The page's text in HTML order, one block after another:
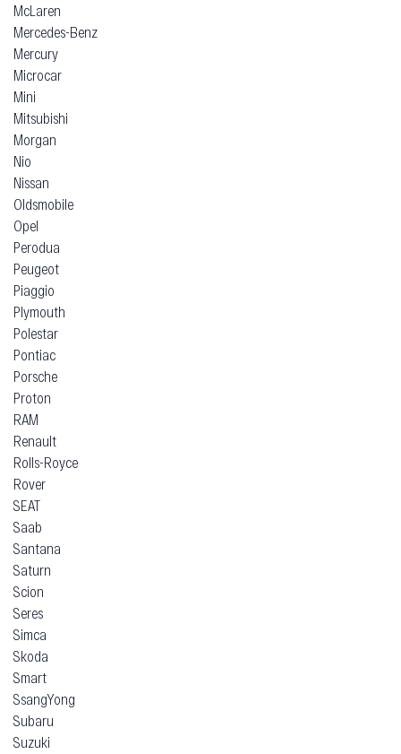
McLaren
Mercedes-Benz
Mercury
Microcar
Mini
Mitsubishi
Morgan
Nio
Nissan
Oldsmobile
Opel
Perodua
Peugeot
Piaggio
Plymouth
Polestar
Pontiac
Porsche
Proton
RAM
Renault
Rolls-Royce
Rover
SEAT
Saab
Santana
Saturn
Scion
Seres
Simca
Skoda
Smart
SsangYong
Subaru
Suzuki